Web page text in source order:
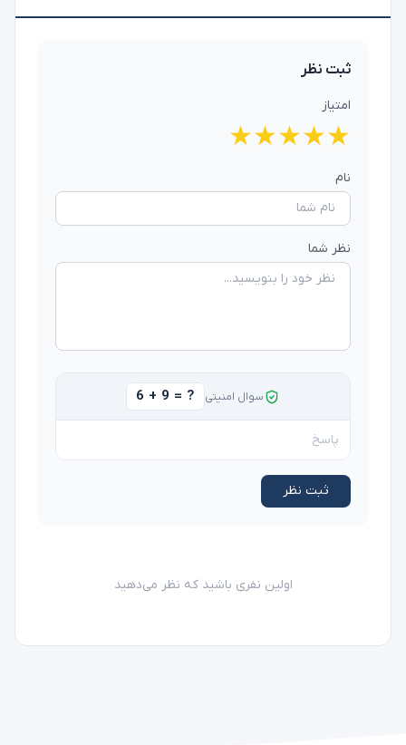
ثبت نظر
امتیاز
★
★
★
★
★
نام
نظر شما
سوال امنیتی 6 + 9 = ?
ثبت نظر
اولین نفری باشید که نظر می‌دهید